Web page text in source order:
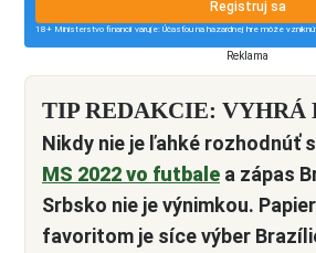
Registruj sa
18+ Ministerstvo financií varuje: Účasťou na hazardnej hre môže
Reklama
TIP REDAKCIE:
Nikdy nie je ľahké rozhodnúť
MS 2022 vo futbale a zápas
Srbsko nie je výnimkou.
favoritom je síce výber